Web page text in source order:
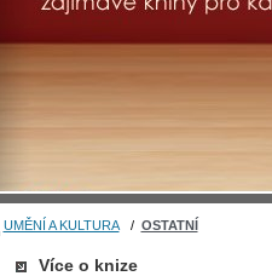
UMĚNÍ A KULTURA/ OSTATNÍ
Více o knize